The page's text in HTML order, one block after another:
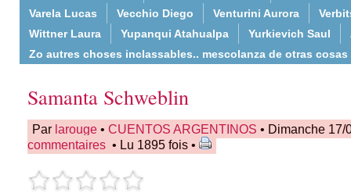
Varela Lucas
Vecchio Diego Venturini Aurora
Wittner Laura
Yupanqui Atahualpa Yurkievich Saul
Zo autres choses inclassables.. mescolanza de otras cosas
Samanta Schweblin
Par larouge • CUENTOS ARGENTINOS • Dimanche 17/
commentaires • Lu 1895 fois •